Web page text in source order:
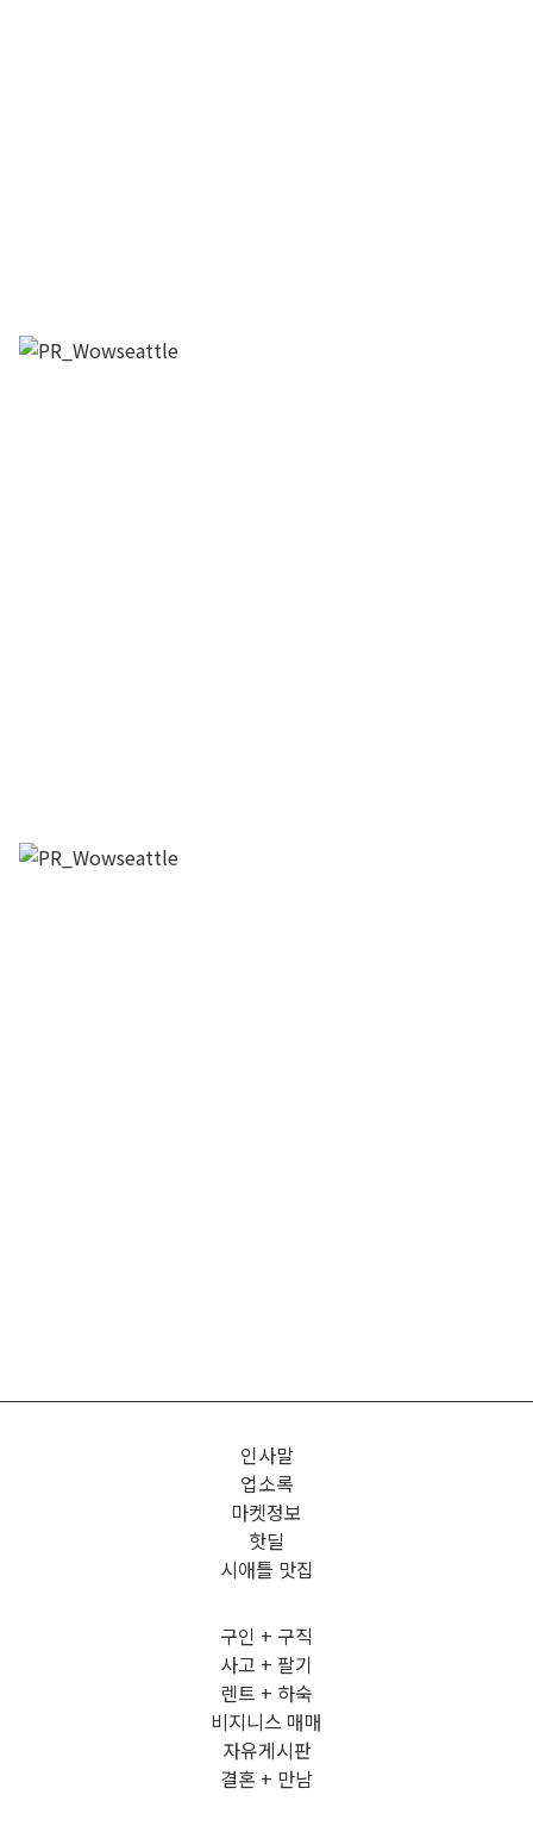
인사말
업소록
마켓정보
핫딜
시애틀 맛집
구인 + 구직
사고 + 팔기
렌트 + 하숙
비지니스 매매
자유게시판
결혼 + 만남